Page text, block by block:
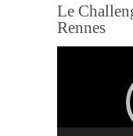
Le
Rennes